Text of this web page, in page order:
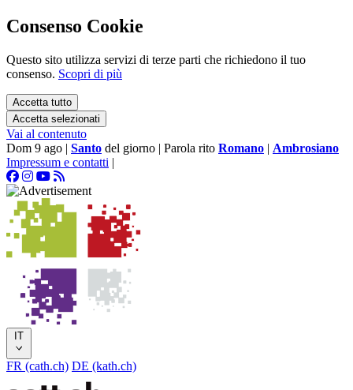
Consenso Cookie
Questo sito utilizza servizi di terze parti che richiedono il tuo
consenso. Scopri di più
Accetta tutto
Accetta selezionati
Vai al contenuto
Dom 9 ago | Santo del giorno | Parola rito Romano | Ambrosiano
Impressum e contatti |
IT
FR (cath.ch) DE (kath.ch)